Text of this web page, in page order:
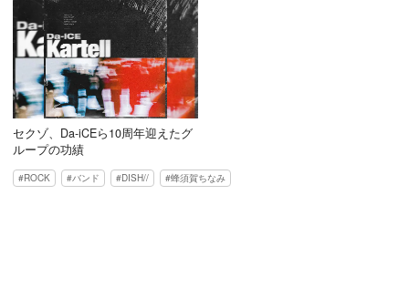
セクゾ、Da-iCEら10周年迎えたグ
ループの功績
ROCK バンド DISH// 蜂須賀ちなみ